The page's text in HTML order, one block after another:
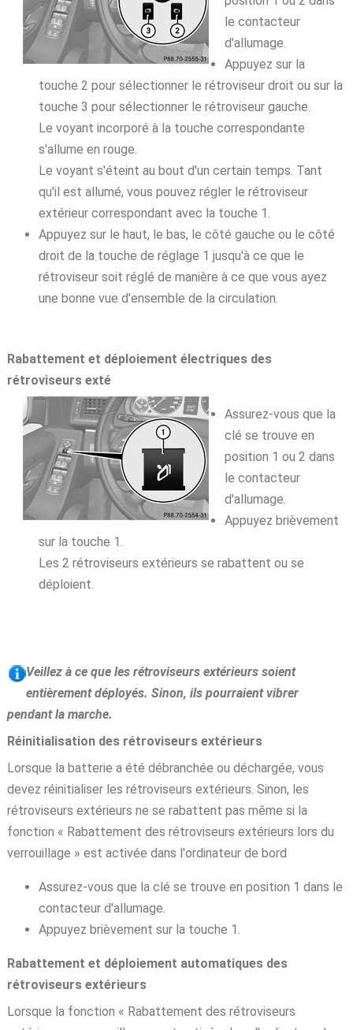
le contacteur
d'allumage.
Appuyez sur la
touche 2 pour sélectionner le rétroviseur droit ou sur la
touche 3 pour sélectionner le rétroviseur gauche.
Le voyant incorporé à la touche correspondante
s'allume en rouge.
Le voyant s'éteint au bout d'un certain temps. Tant
qu'il est allumé, vous pouvez régler le rétroviseur
extérieur correspondant avec la touche 1.
Appuyez sur le haut, le bas, le côté gauche ou le côté
droit de la touche de réglage 1 jusqu'à ce que le
rétroviseur soit réglé de manière à ce que vous ayez
une bonne vue d'ensemble de la circulation.
Rabattement et déploiement électriques des
rétroviseurs exté
Assurez-vous que la
clé se trouve en
position 1 ou 2 dans
le contacteur
d'allumage.
Appuyez brièvement
sur la touche 1.
Les 2 rétroviseurs extérieurs se rabattent ou se
déploient.
Veillez à ce que les rétroviseurs extérieurs soient
entièrement déployés. Sinon, ils pourraient vibrer
pendant la marche.
Réinitialisation des rétroviseurs extérieurs
Lorsque la batterie a été débranchée ou déchargée, vous
devez réinitialiser les rétroviseurs extérieurs. Sinon, les
rétroviseurs extérieurs ne se rabattent pas même si la
fonction « Rabattement des rétroviseurs extérieurs lors du
verrouillage » est activée dans l'ordinateur de bord
Assurez-vous que la clé se trouve en position 1 dans le
contacteur d'allumage.
Appuyez brièvement sur la touche 1.
Rabattement et déploiement automatiques des
rétroviseurs extérieurs
Lorsque la fonction « Rabattement des rétroviseurs